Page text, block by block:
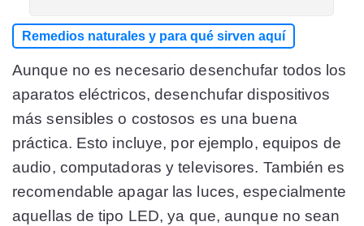
Remedios naturales y para qué sirven aquí
Aunque no es necesario desenchufar todos los
aparatos eléctricos, desenchufar dispositivos
más sensibles o costosos es una buena
práctica. Esto incluye, por ejemplo, equipos de
audio, computadoras y televisores. También es
recomendable apagar las luces, especialmente
aquellas de tipo LED, ya que, aunque no sean